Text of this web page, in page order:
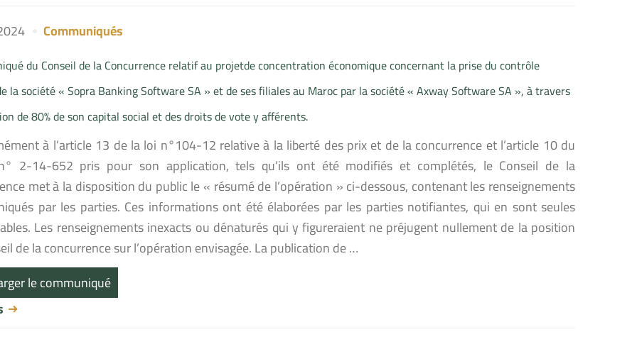
Communiqués
du Conseil de la Concurrence relatif au projetde concentration économique concernant la prise du contrôle
la société « Sopra Banking Software SA » et de ses filiales au Maroc par la société « Axway Software SA », à travers
de 80% de son capital social et des droits de vote y afférents.
à l’article 13 de la loi n°104-12 relative à la liberté des prix et de la concurrence et l’article 10 du
2-14-652 pris pour son application, tels qu’ils ont été modifiés et complétés, le Conseil de la
met à la disposition du public le « résumé de l’opération » ci-dessous, contenant les renseignements
par les parties. Ces informations ont été élaborées par les parties notifiantes, qui en sont seules
Les renseignements inexacts ou dénaturés qui y figureraient ne préjugent nullement de la position
de la concurrence sur l’opération envisagée. La publication de …
le communiqué